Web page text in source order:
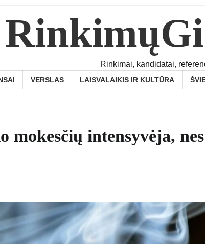
Rinkimai, kandidatai,
VERSLAS LAISVALAIKIS IR KULTŪRA
mokesčių intensyvėja,